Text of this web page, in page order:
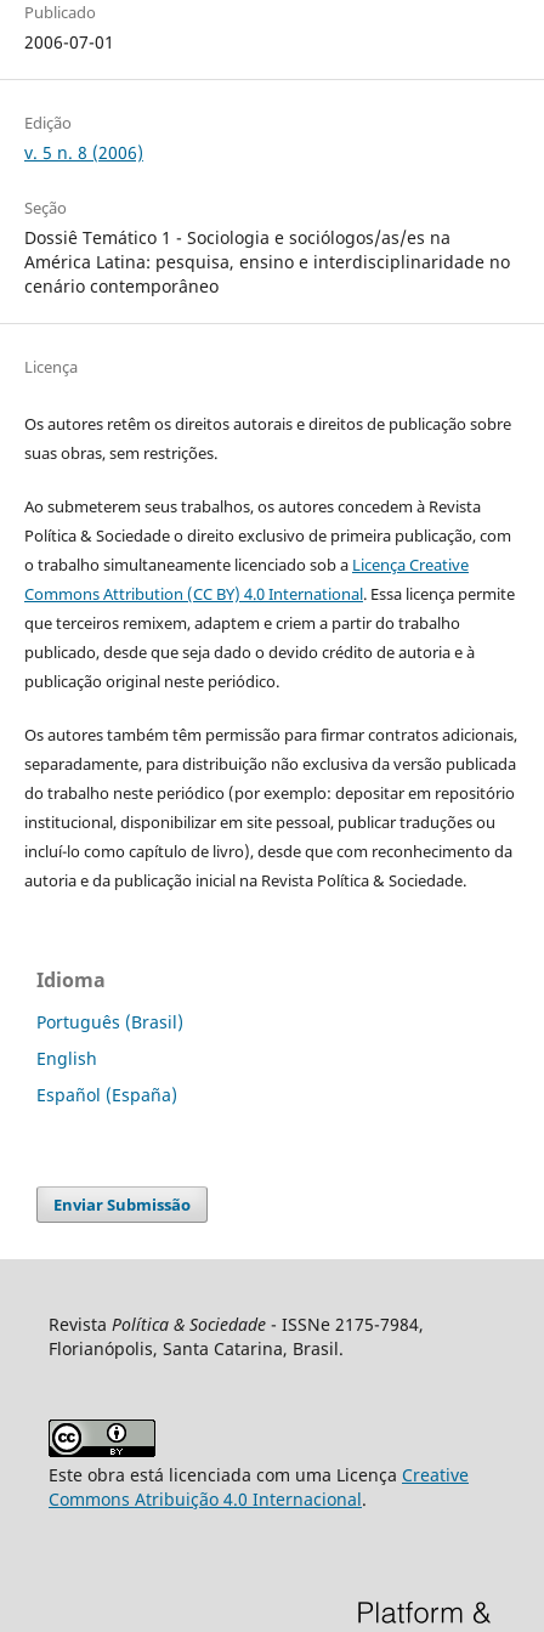
Publicado
2006-07-01
Edição
v. 5 n. 8 (2006)
Seção
Dossiê Temático 1 - Sociologia e sociólogos/as/es na
América Latina: pesquisa, ensino e interdisciplinaridade no
cenário contemporâneo
Licença
Os autores retêm os direitos autorais e direitos de publicação sobre
suas obras, sem restrições.
Ao submeterem seus trabalhos, os autores concedem à Revista
Política & Sociedade o direito exclusivo de primeira publicação, com
o trabalho simultaneamente licenciado sob a Licença Creative
Commons Attribution (CC BY) 4.0 International. Essa licença permite
que terceiros remixem, adaptem e criem a partir do trabalho
publicado, desde que seja dado o devido crédito de autoria e à
publicação original neste periódico.
Os autores também têm permissão para firmar contratos adicionais,
separadamente, para distribuição não exclusiva da versão publicada
do trabalho neste periódico (por exemplo: depositar em repositório
institucional, disponibilizar em site pessoal, publicar traduções ou
incluí-lo como capítulo de livro), desde que com reconhecimento da
autoria e da publicação inicial na Revista Política & Sociedade.
Idioma
Português (Brasil)
English
Español (España)
Enviar Submissão
Revista Política & Sociedade- ISSNe 2175-7984,
Florianópolis, Santa Catarina, Brasil.
Este obra está licenciada com uma Licença Creative
Commons Atribuição 4.0 Internacional.